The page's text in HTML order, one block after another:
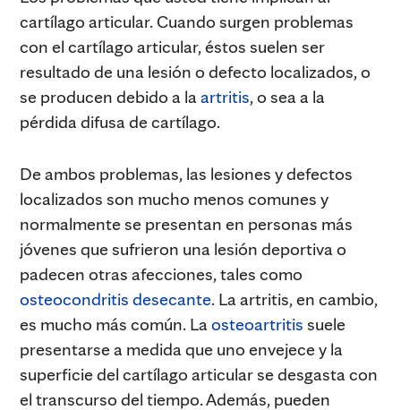
cartílago articular. Cuando surgen problemas
con el cartílago articular, éstos suelen ser
resultado de una lesión o defecto localizados, o
se producen debido a laartritis, o sea a la
pérdida difusa de cartílago.
De ambos problemas, las lesiones y defectos
localizados son mucho menos comunes y
normalmente se presentan en personas más
jóvenes que sufrieron una lesión deportiva o
padecen otras afecciones, tales como
osteocondritis desecante. La artritis, en cambio,
es mucho más común. Laosteoartritis suele
presentarse a medida que uno envejece y la
superficie del cartílago articular se desgasta con
el transcurso del tiempo. Además, pueden